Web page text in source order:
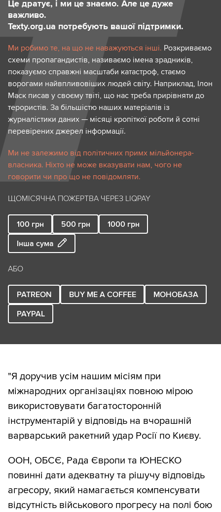
Це дратує, і ми це знаємо. Але це дуже
важливо.
Texty.org.ua потребують вашої підтримки.
Ми робимо те, на що не наважуються інші. Розкриваємо
схеми пропагандистів, називаємо імена зрадників,
показуємо справжні масштаби катастроф, стаємо
ворогами найвпливовіших людей світу. Наприклад, Ілон
Маск писав у своєму твіті, що нас треба прирівняти до
терористів. За більшістю наших матеріалів із
журналістики даних — місяці кропіткої роботи й сотні
перевірених джерел інформації.
Ми не залежимо від політичних примх мільйонера-
власника. Ніхто не може вказувати нам, чого не
говорити чи про що не повідомляти.
ЩОМІСЯЧНА ПОЖЕРТВА ЧЕРЕЗ LIQPAY
100 грн 500 грн 1000 грн
Інша сума
АБО
PATREON BUY ME A COFFEE
МОНОБАЗА
PAYPAL
"Я доручив усім нашим місіям при
міжнародних організаціях повною мірою
використовувати багатосторонній
інструментарій у відповідь на вчорашній
варварський ракетний удар Росії по Києву.
ООН, ОБСЄ, Рада Європи та ЮНЕСКО
повинні дати адекватну та рішучу відповідь
агресору, який намагається компенсувати
відсутність військового прогресу на полі бою